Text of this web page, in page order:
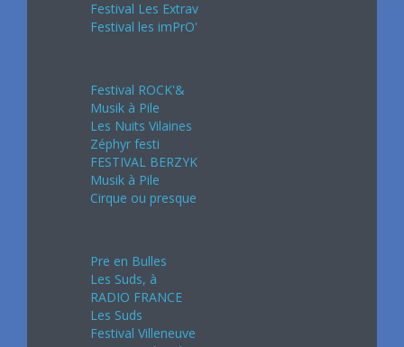
Festival Les Extrav
Festival les imPrO'
Festival ROCK'&
Musik à Pile
Les Nuits Vilaines
Zéphyr festi
FESTIVAL BERZYK
Musik à Pile
Cirque ou presque
Pre en Bulles
Les Suds, à
RADIO FRANCE
Les Suds
Festival Villeneuve